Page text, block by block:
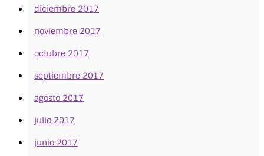
diciembre 2017
noviembre 2017
octubre 2017
septiembre 2017
agosto 2017
julio 2017
junio 2017